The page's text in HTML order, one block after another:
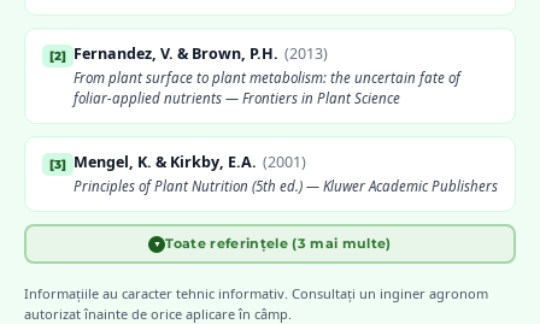
[2] Fernandez, V. & Brown, P.H. (2013)
From plant surface to plant metabolism: the uncertain fate of
foliar-applied nutrients — Frontiers in Plant Science
[3] Mengel, K. & Kirkby, E.A. (2001)
Principles of Plant Nutrition (5th ed.) — Kluwer Academic Publishers
2006)
Management
▼ Toate referințele (3 mai multe)
Informațiile au caracter tehnic informativ. Consultați un inginer agronom
autorizat înainte de orice aplicare în câmp.